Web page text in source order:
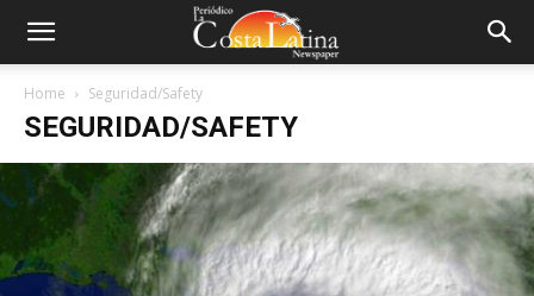
Home Seguridad/Safety
SEGURIDAD/SAFETY